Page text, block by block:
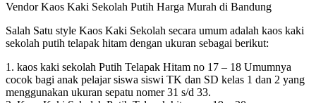
Vendor Kaos Kaki Sekolah Putih Harga Murah di Bandung
Salah Satu style Kaos Kaki Sekolah secara umum adalah kaos kaki
sekolah putih telapak hitam dengan ukuran sebagai berikut:
1. kaos kaki sekolah Putih Telapak Hitam no 17 – 18 Umumnya
cocok bagi anak pelajar siswa siswi TK dan SD kelas 1 dan 2 yang
menggunakan ukuran sepatu nomer 31 s/d 33.